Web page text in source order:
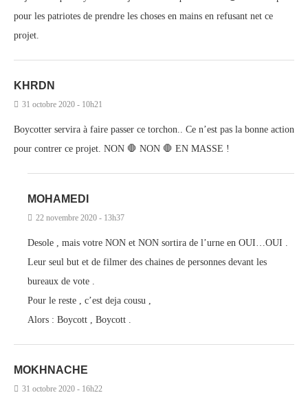
pour les patriotes de prendre les choses en mains en refusant net ce
projet.
KHRDN
31 octobre 2020 - 10h21
Boycotter servira à faire passer ce torchon.. Ce n’est pas la bonne action
pour contrer ce projet. NON 🛑 NON 🛑 EN MASSE !
MOHAMEDI
22 novembre 2020 - 13h37
Desole , mais votre NON et NON sortira de l’urne en OUI…OUI .
Leur seul but et de filmer des chaines de personnes devant les
bureaux de vote .
Pour le reste , c’est deja cousu ,
Alors : Boycott , Boycott .
MOKHNACHE
31 octobre 2020 - 16h22